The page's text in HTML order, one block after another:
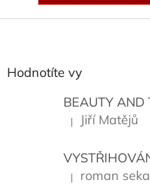
Hodnotíte vy
BEAUTY AND
Hodnocení
| Jiří Matějů
Hodnocení
| roman